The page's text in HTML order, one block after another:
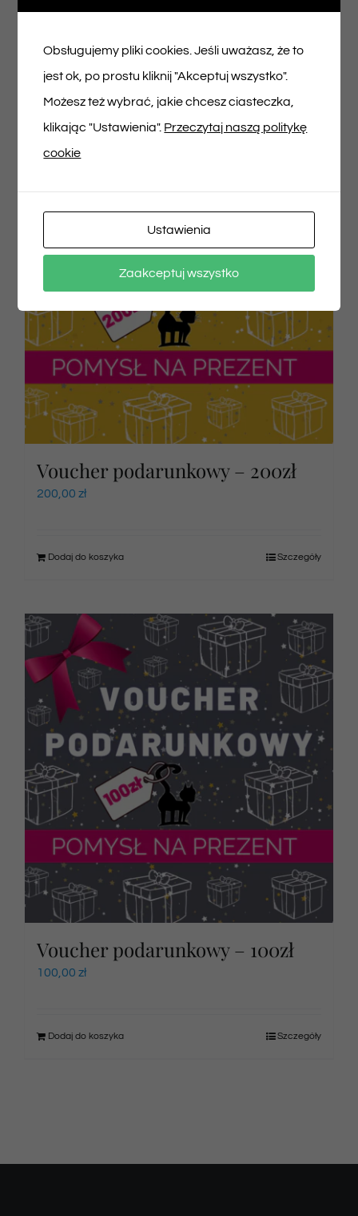
150,00zł
Dodaj do koszyka Szczegóły
Voucher podarunkowy – 200zł
200,00 zł
Dodaj do koszyka Szczegóły
Voucher podarunkowy – 100zł
100,00 zł
Dodaj do koszyka Szczegóły
Obsługujemy pliki cookies. Jeśli uważasz, że to
jest ok, po prostu kliknij "Akceptuj wszystko".
Możesz też wybrać, jakie chcesz ciasteczka,
klikając "Ustawienia". Przeczytaj naszą politykę
cookie
Ustawienia
Zaakceptuj wszystko